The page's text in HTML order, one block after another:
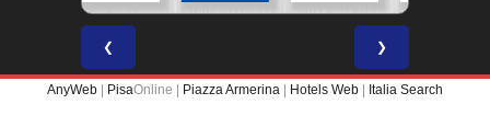
❮ ❯
AnyWeb | PisaOnline | Piazza Armerina | Hotels Web | Italia Search